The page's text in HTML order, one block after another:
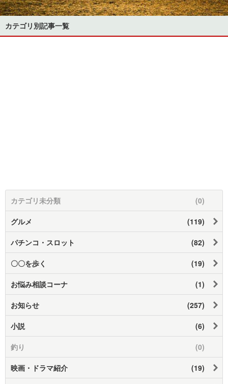
カテゴリ別記事一覧
カテゴリ未分類 (0)
グルメ (119)
パチンコ・スロット (82)
〇〇を歩く (19)
お悩み相談コーナ (1)
お知らせ (257)
小説 (6)
釣り (0)
映画・ドラマ紹介 (19)